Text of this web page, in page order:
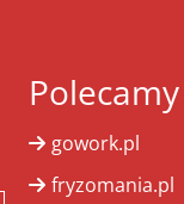
Polecamy
gowork.pl
fryzomania.pl